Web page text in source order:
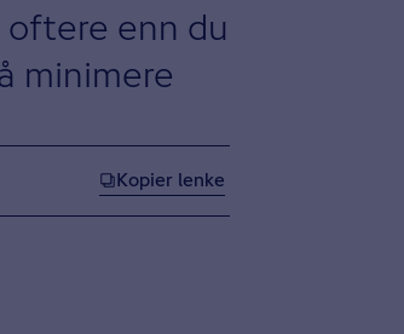
enn du
minimere
Kopier lenke